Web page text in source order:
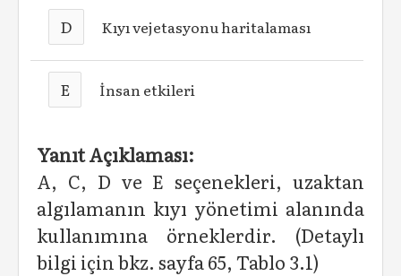
D Kıyı vejetasyonu haritalaması
E İnsan etkileri
Yanıt Açıklaması:
A, C, D ve E seçenekleri, uzaktan
algılamanın kıyı yönetimi alanında
kullanımına örneklerdir. (Detaylı
bilgi için bkz. sayfa 65, Tablo 3.1)